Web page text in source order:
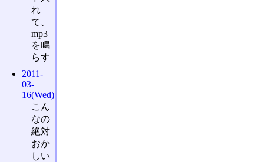
れ
て、
mp3
を鳴
らす
2011-
03-
16(Wed)
こん
なの
絶対
おか
しい